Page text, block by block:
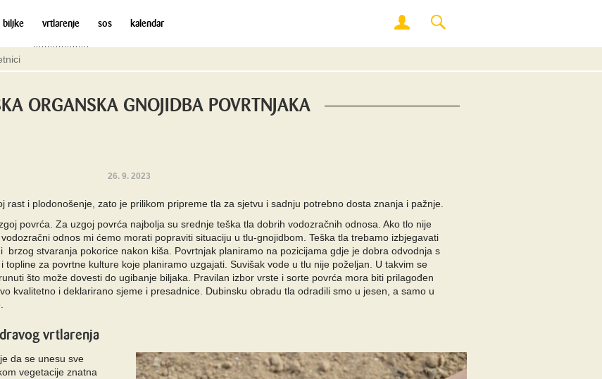
biljke vrtlarenje sos kalendar
ORGANSKA GNOJIDBA POVRTNJAKA
26. 9. 2023
rast i plodonošenje, zato je prilikom pripreme tla za sjetvu i sadnju potrebno dosta znanja i pažnje.
povrća. Za uzgoj povrća najbolja su srednje teška tla dobrih vodozračnih odnosa. Ako tlo nije
odnos mi ćemo morati popraviti situaciju u tlu-gnojidbom. Teška tla trebamo izbjegavati
stvaranja pokorice nakon kiša. Povrtnjak planiramo na pozicijama gdje je dobra odvodnja s
za povrtne kulture koje planiramo uzgajati. Suvišak vode u tlu nije poželjan. U takvim se
što može dovesti do ugibanje biljaka. Pravilan izbor vrste i sorte povrća mora biti prilagođen
kvalitetno i deklarirano sjeme i presadnice. Dubinsku obradu tla odradili smo u jesen, a samo u
vrtlarenja
da se unesu sve
vegetacije znatna